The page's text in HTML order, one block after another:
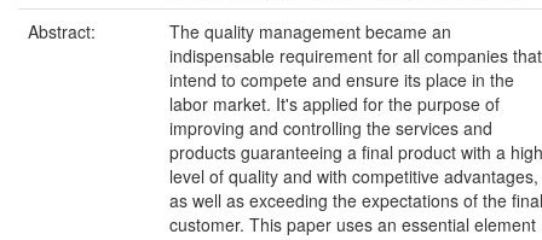
Abstract:
The quality management became an
indispensable requirement for all companies that
intend to compete and ensure its place in the
labor market. It's applied for the purpose of
improving and controlling the services and
products guaranteeing a final product with a high
level of quality and with competitive advantages,
as well as exceeding the expectations of the final
customer. This paper uses an essential element